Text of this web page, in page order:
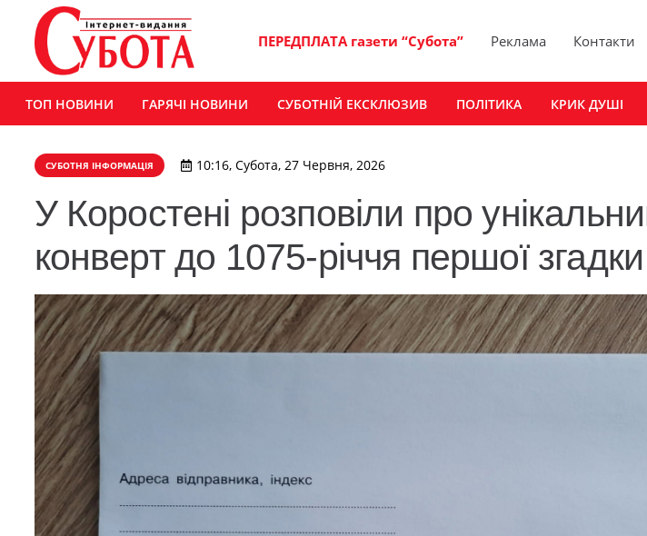
ПЕРЕДПЛАТА газети “Субота” Реклама Контакти
ТОП НОВИНИ ГАРЯЧІ НОВИНИ СУБОТНІЙ ЕКСКЛЮЗИВ ПОЛІТИКА КРИК ДУШІ
СУБОТНЯ ІНФОРМАЦІЯ 10:16, Субота, 27 Червня, 2026
У Коростені розповіли про
конверт до 1075-річчя першої